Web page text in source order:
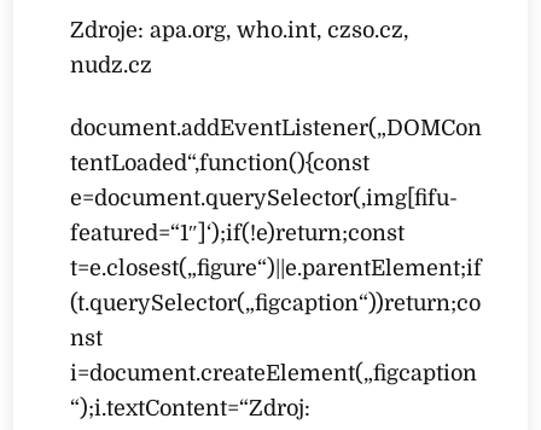
Zdroje: apa.org, who.int, czso.cz,
nudz.cz
document.addEventListener(„DOMCon
tentLoaded“,function(){const
e=document.querySelector(‚img[fifu-
featured=“1″]‘);if(!e)return;const
t=e.closest(„figure“)||e.parentElement;if
(t.querySelector(„figcaption“))return;co
nst
i=document.createElement(„figcaption
“);i.textContent=“Zdroj: